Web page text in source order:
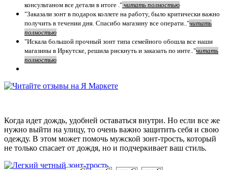
консультаном все детали в итоге ." читать полностью
"Заказали зонт в подарок коллеге на работу, было критически важно
получить в течении дня. Спасибо магазину все операти.."читать
полностью
"Искала большой прочный зонт типа семейного обошла все наши
магазины в Иркутске, решила рискнуть и заказать по инте.."читать
полностью
Когда идет дождь, удобней оставаться внутри. Но если все же
нужно выйти на улицу, то очень важно защитить себя и свою
одежду. В этом может помочь мужской зонт-трость, который
не только спасает от дождя, но и подчеркивает ваш стиль.